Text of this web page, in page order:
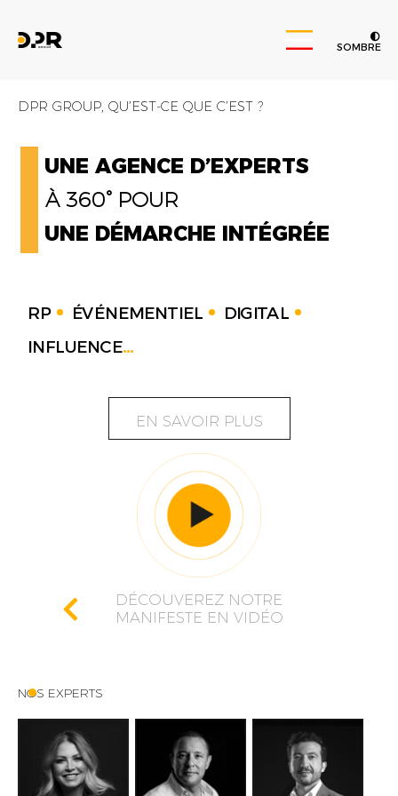
SOMBRE
DPR GROUP, QU’EST-CE QUE C’EST ?
UNE AGENCE D’EXPERTS
À 360° POUR
UNE DÉMARCHE INTÉGRÉE
RP ÉVÉNEMENTIEL
DIGITAL
INFLUENCE...
EN SAVOIR PLUS
DÉCOUVEREZ NOTRE
MANIFESTE EN VIDÉO
NOS EXPERTS